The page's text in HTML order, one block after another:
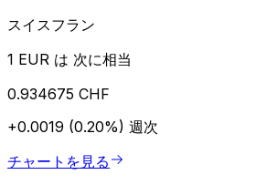
スイスフラン
1 EUR は 次に相当
0.934675 CHF
+0.0019 (0.20%) 週次
チャートを見る